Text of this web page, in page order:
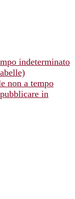
indeterminato
non a tempo
in